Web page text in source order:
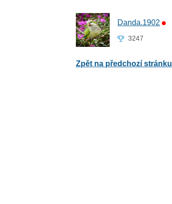
Danda.1902
3247
Zpět na předchozí stránku